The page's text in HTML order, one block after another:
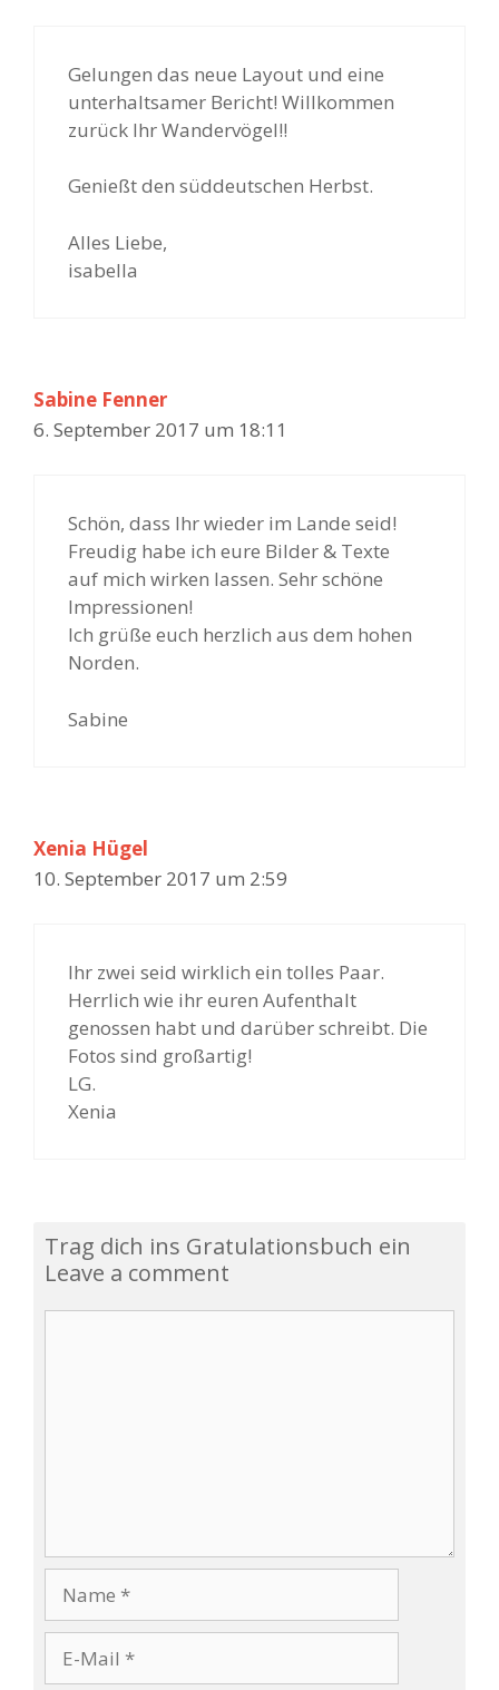
Gelungen das neue Layout und eine
unterhaltsamer Bericht! Willkommen
zurück Ihr Wandervögel!!
Genießt den süddeutschen Herbst.
Alles Liebe,
isabella
Sabine Fenner
6. September 2017 um 18:11
Schön, dass Ihr wieder im Lande seid!
Freudig habe ich eure Bilder & Texte
auf mich wirken lassen. Sehr schöne
Impressionen!
Ich grüße euch herzlich aus dem hohen
Norden.
Sabine
Xenia Hügel
10. September 2017 um 2:59
Ihr zwei seid wirklich ein tolles Paar.
Herrlich wie ihr euren Aufenthalt
genossen habt und darüber schreibt. Die
Fotos sind großartig!
LG.
Xenia
Trag dich ins Gratulationsbuch ein
Leave a comment
m